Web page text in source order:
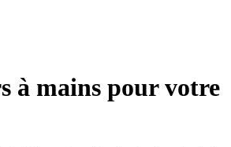
à mains pour votre